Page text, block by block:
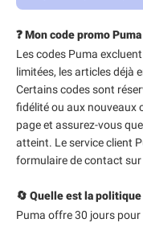
❓ Mon code promo
Les codes Puma
limitées, les articles déjà
Certains codes sont
fidélité ou aux nouveaux
page et assurez-vous
atteint. Le service client
formulaire de contact sur
🔄 Quelle est la
Puma offre 30 jours